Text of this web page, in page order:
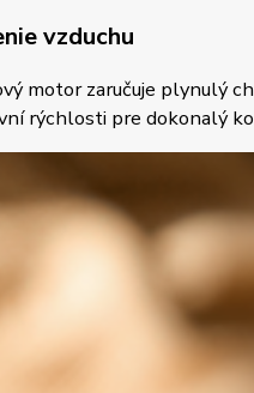
vzduchu
motor zaručuje plynulý
rýchlosti pre dokonalý